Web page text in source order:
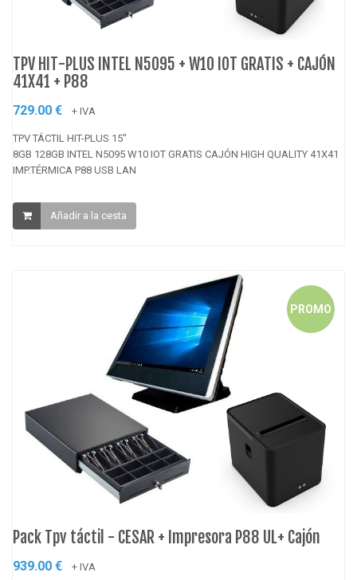
TPV HIT-PLUS INTEL N5095 + W10 IOT GRATIS + CAJÓN
41X41 + P88
729.00 € + IVA
TPV TÁCTIL HIT-PLUS 15"
8GB 128GB INTEL N5095 W10 IOT GRATIS CAJÓN HIGH QUALITY 41X41
IMP.TÉRMICA P88 USB LAN
Añadir a la cesta
Pack Tpv táctil - CESAR + Impresora P88 UL+ Cajón
939.00 € + IVA
PROMO